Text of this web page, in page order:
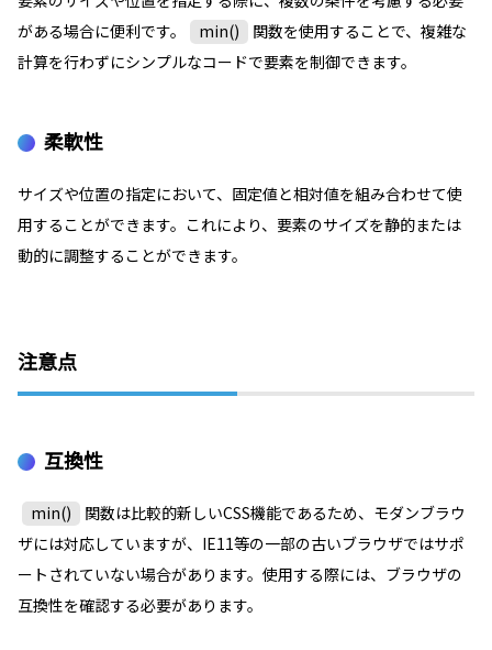
がある場合に便利です。
min()
関数を使用することで、複雑な
計算を行わずにシンプルなコードで要素を制御できます。
柔軟性
サイズや位置の指定において、固定値と相対値を組み合わせて使
用することができます。これにより、要素のサイズを静的または
動的に調整することができます。
注意点
互換性
min()
関数は比較的新しいCSS機能であるため、モダンブラウ
ザには対応していますが、IE11等の一部の古いブラウザではサポ
ートされていない場合があります。使用する際には、ブラウザの
互換性を確認する必要があります。